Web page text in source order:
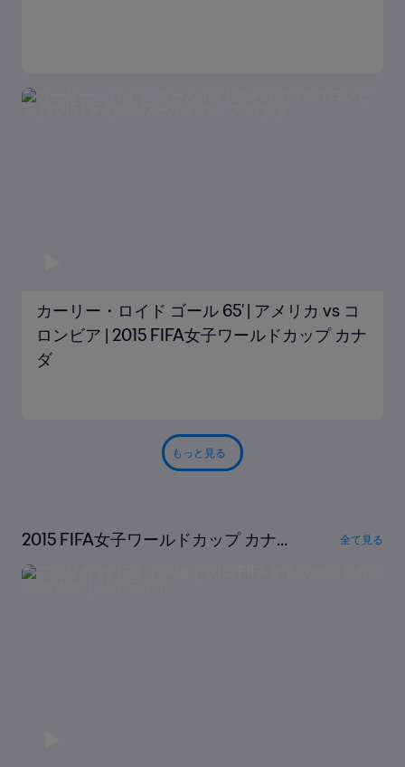
カーリー・ロイド ゴール 65' | アメリカ vs コ
ロンビア | 2015 FIFA女子ワールドカップ カナ
ダ
もっと見る
2015 FIFA女子ワールドカップ カナ
ダ｜ハイライト
全て見る